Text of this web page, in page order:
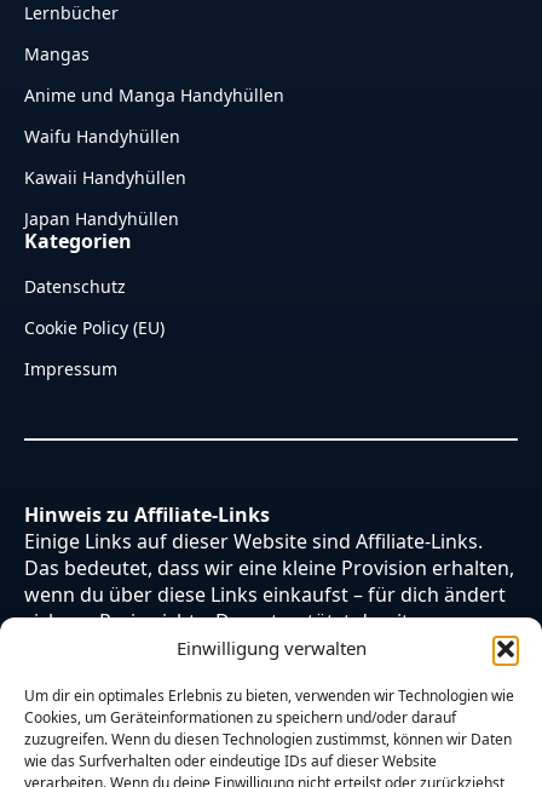
Einwilligung verwalten
Um dir ein optimales Erlebnis zu bieten, verwenden wir Technologien wie
Cookies, um Geräteinformationen zu speichern und/oder darauf
zuzugreifen. Wenn du diesen Technologien zustimmst, können wir Daten
wie das Surfverhalten oder eindeutige IDs auf dieser Website
verarbeiten. Wenn du deine Einwilligung nicht erteilst oder zurückziehst,
Lernbücher
Mangas
Anime und Manga Handyhüllen
Waifu Handyhüllen
Kawaii Handyhüllen
Japan Handyhüllen
Kategorien
Datenschutz
Cookie Policy (EU)
Impressum
Hinweis zu Affiliate-Links
Einige Links auf dieser Website sind Affiliate-Links.
Das bedeutet, dass wir eine kleine Provision erhalten,
wenn du über diese Links einkaufst – für dich ändert
sich am Preis nichts. Du unterstützt damit unsere
Arbeit. Vielen Dank dafür!